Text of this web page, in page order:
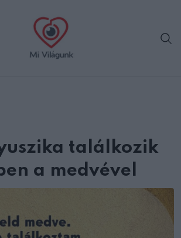
találkozik
a medvével